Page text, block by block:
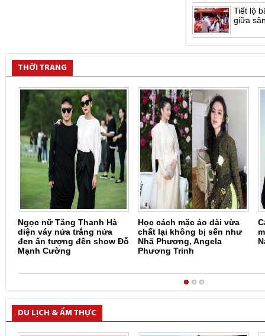
Tiết lộ
giữa
Cắt
trái tim
Chàng
sang
Méo
trai,
vay…
THỜI TRANG
Ngọc nữ Tăng Thanh Hà
diện váy nửa trắng nửa
đen ấn tượng đến show Đỗ
Mạnh Cường
Học cách mặc áo dài vừa
chất lại không bị sến như
Nhã Phương, Angela
Phương Trinh
DU LỊCH & ẨM THỰC